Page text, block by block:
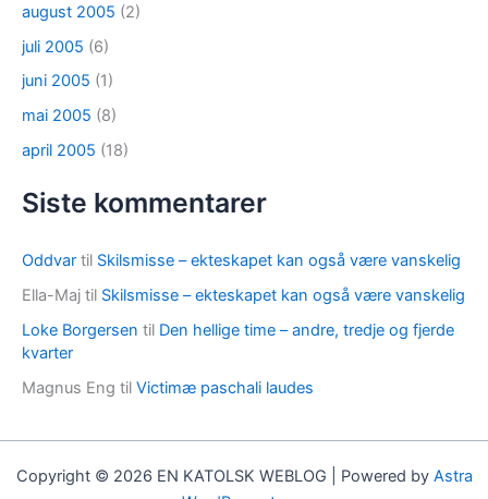
august 2005 (2)
juli 2005 (6)
juni 2005 (1)
mai 2005 (8)
april 2005 (18)
Siste kommentarer
Oddvar til Skilsmisse – ekteskapet kan også være vanskelig
Ella-Maj til Skilsmisse – ekteskapet kan også være vanskelig
Loke Borgersen til Den hellige time – andre, tredje og fjerde
kvarter
Magnus Eng til Victimæ paschali laudes
Copyright © 2026 EN KATOLSK WEBLOG | Powered by Astra